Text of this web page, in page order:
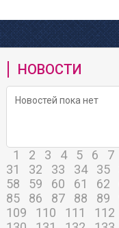
НОВОСТИ
Новостей пока нет
1 2 3 4 5 6 7
31
32 33 34 35
58
59 60 61 62
85
86 87 88 89
109
110 111 112